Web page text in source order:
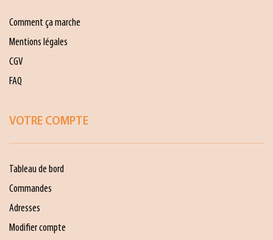
Comment ça marche
Mentions légales
CGV
FAQ
VOTRE COMPTE
Tableau de bord
Commandes
Adresses
Modifier compte